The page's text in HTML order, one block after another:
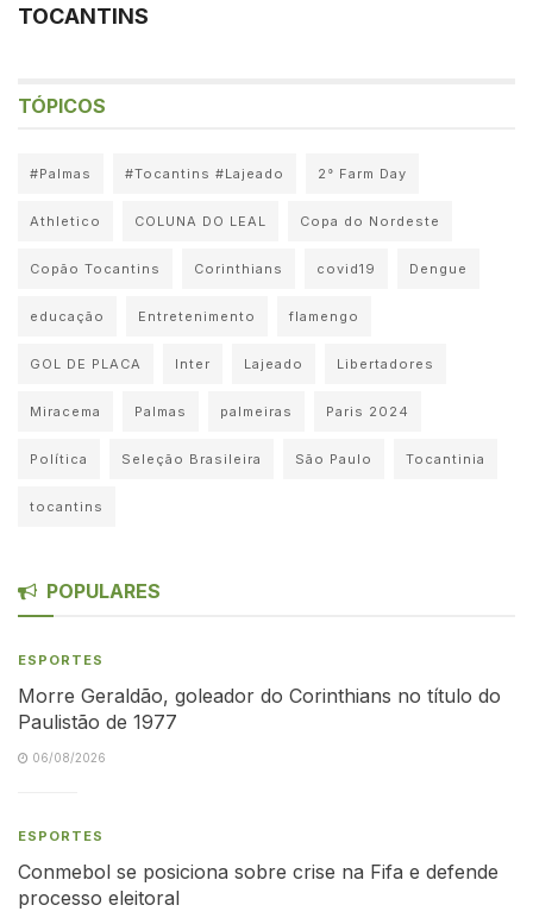
TOCANTINS
TÓPICOS
#Palmas #Tocantins #Lajeado 2° Farm Day
Athletico COLUNA DO LEAL Copa do Nordeste
Copão Tocantins Corinthians covid19 Dengue
educação Entretenimento flamengo
GOL DE PLACA Inter Lajeado Libertadores
Miracema Palmas palmeiras Paris 2024
Política Seleção Brasileira São Paulo Tocantinia
tocantins
POPULARES
ESPORTES
Morre Geraldão, goleador do Corinthians no título do
Paulistão de 1977
06/08/2026
ESPORTES
Conmebol se posiciona sobre crise na Fifa e defende
processo eleitoral